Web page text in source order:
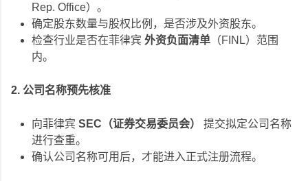
Rep. Office）。
确定股东数量与股权比例，是否涉及外资股东。
检查行业是否在菲律宾 外资负面清单 （FINL）范围
内。
2. 公司名称预先核准
向菲律宾 SEC（证券交易委员会）
提交拟定公司名称
进行查重。
确认公司名称可用后，才能进入正式注册流程。